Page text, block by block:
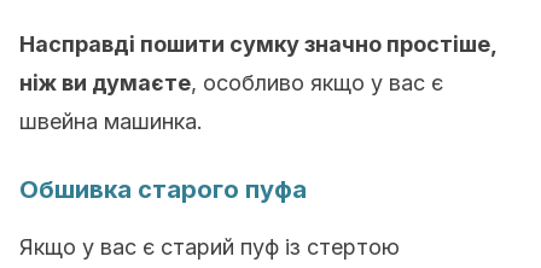
Насправді пошити сумку значно простіше,
ніж ви думаєте, особливо якщо у вас є
швейна машинка.
Обшивка старого пуфа
Якщо у вас є старий пуф із стертою